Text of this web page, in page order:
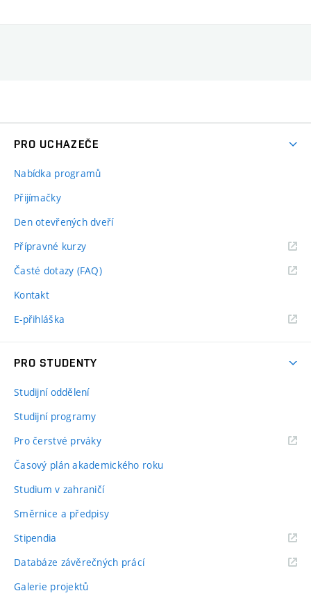
PRO UCHAZEČE
Nabídka programů
Přijímačky
Den otevřených dveří
Přípravné kurzy
Časté dotazy (FAQ)
Kontakt
E-přihláška
PRO STUDENTY
Studijní oddělení
Studijní programy
Pro čerstvé prváky
Časový plán akademického roku
Studium v zahraničí
Směrnice a předpisy
Stipendia
Databáze závěrečných prácí
Galerie projektů